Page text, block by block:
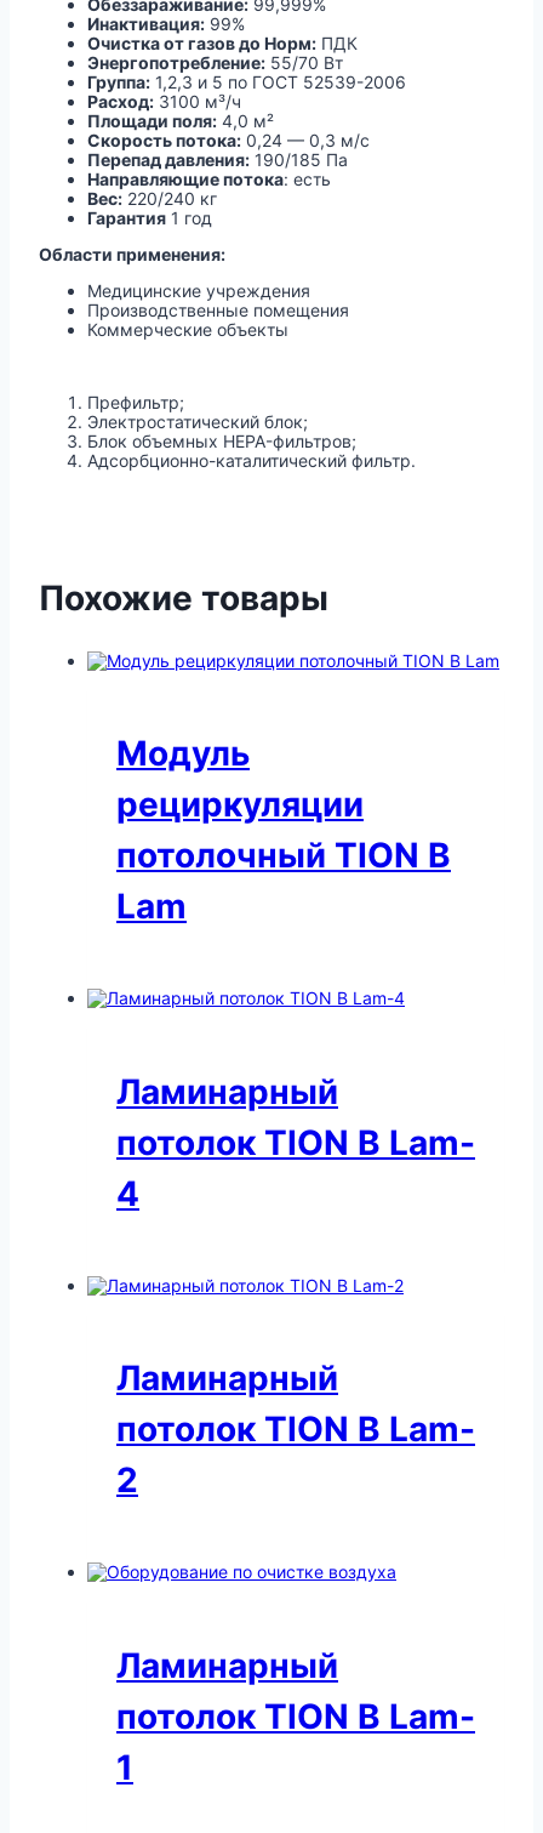
Обеззараживание: 99,999%
Инактивация: 99%
Очистка от газов до Норм: ПДК
Энергопотребление: 55/70 Вт
Группа: 1,2,3 и 5 по ГОСТ 52539-2006
Расход: 3100 м³/ч
Площади поля: 4,0 м²
Скорость потока: 0,24 — 0,3 м/с
Перепад давления: 190/185 Па
Направляющие потока: есть
Вес: 220/240 кг
Гарантия 1 год
Области применения:
Медицинские учреждения
Производственные помещения
Коммерческие объекты
Префильтр;
Электростатический блок;
Блок объемных HEPA-фильтров;
Адсорбционно-каталитический фильтр.
Похожие товары
Модуль
рециркуляции
потолочный TION В
Lam
Ламинарный
потолок TION В Lam-
4
Ламинарный
потолок TION В Lam-
2
Ламинарный
потолок TION В Lam-
1